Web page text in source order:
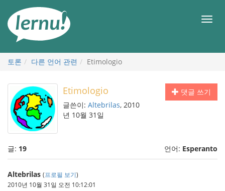
메
토론 다른 언어 관련 Etimologio
댓글 쓰기
Etimologio
글쓴이: Altebrilas, 2010
년 10월 31일
글: 19 언어: Esperanto
Altebrilas (프로필 보기)
2010년 10월 31일 오전 10:12:01